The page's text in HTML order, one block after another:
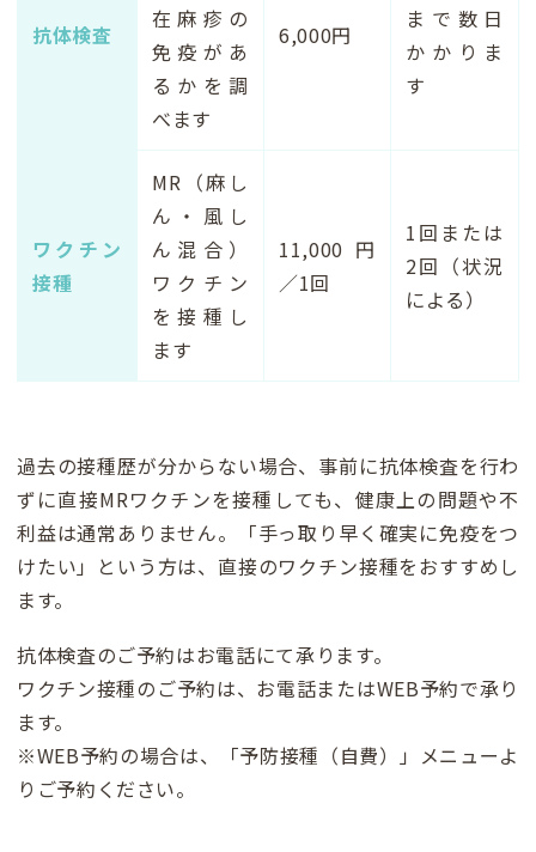
抗体検査
在麻疹の
免疫があ
るかを調
べます
6,000円
まで数日
かかりま
す
ワクチン
接種
MR（麻し
ん・風し
ん混合）
ワクチン
を接種し
ます
11,000円
／1回
1回または
2回（状況
による）
過去の接種歴が分からない場合、事前に抗体検査を行わ
ずに直接MRワクチンを接種しても、健康上の問題や不
利益は通常ありません。「手っ取り早く確実に免疫をつ
けたい」という方は、直接のワクチン接種をおすすめし
ます。
抗体検査のご予約はお電話にて承ります。
ワクチン接種のご予約は、お電話またはWEB予約で承り
ます。
※WEB予約の場合は、「予防接種（自費）」メニューよ
りご予約ください。